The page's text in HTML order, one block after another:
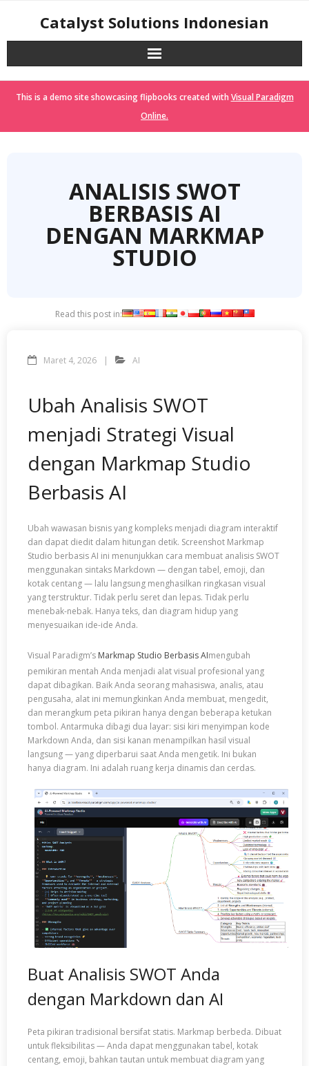
Catalyst Solutions Indonesian
This is a demo site showcasing flipbooks created with Visual Paradigm
Online.
ANALISIS SWOT
BERBASIS AI
DENGAN MARKMAP
STUDIO
Read this post in:
Maret 4, 2026 AI
Ubah Analisis SWOT
menjadi Strategi Visual
dengan Markmap Studio
Berbasis AI
Ubah wawasan bisnis yang kompleks menjadi diagram interaktif
dan dapat diedit dalam hitungan detik. Screenshot Markmap
Studio berbasis AI ini menunjukkan cara membuat analisis SWOT
menggunakan sintaks Markdown — dengan tabel, emoji, dan
kotak centang — lalu langsung menghasilkan ringkasan visual
yang terstruktur. Tidak perlu seret dan lepas. Tidak perlu
menebak-nebak. Hanya teks, dan diagram hidup yang
menyesuaikan ide-ide Anda.
Visual Paradigm’s Markmap Studio Berbasis AImengubah
pemikiran mentah Anda menjadi alat visual profesional yang
dapat dibagikan. Baik Anda seorang mahasiswa, analis, atau
pengusaha, alat ini memungkinkan Anda membuat, mengedit,
dan merangkum peta pikiran hanya dengan beberapa ketukan
tombol. Antarmuka dibagi dua layar: sisi kiri menyimpan kode
Markdown Anda, dan sisi kanan menampilkan hasil visual
langsung — yang diperbarui saat Anda mengetik. Ini bukan
hanya diagram. Ini adalah ruang kerja dinamis dan cerdas.
Buat Analisis SWOT Anda
dengan Markdown dan AI
Peta pikiran tradisional bersifat statis. Markmap berbeda. Dibuat
untuk fleksibilitas — Anda dapat menggunakan tabel, kotak
centang, emoji, bahkan tautan untuk membuat diagram yang